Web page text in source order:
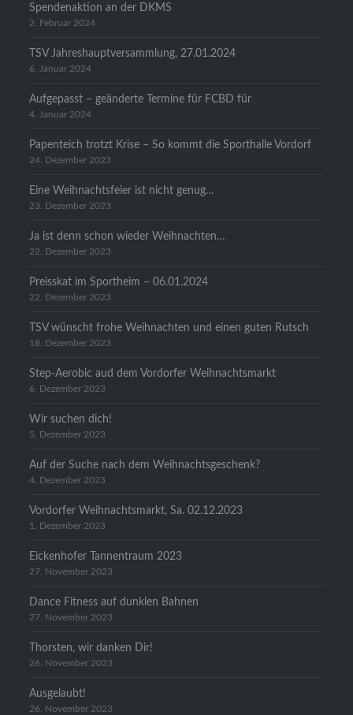
Spendenaktion an der DKMS
2. Februar 2024
TSV Jahreshauptversammlung, 27.01.2024
6. Januar 2024
Aufgepasst – geänderte Termine für FCBD für
4. Januar 2024
Papenteich trotzt Krise – So kommt die Sporthalle Vordorf
24. Dezember 2023
Eine Weihnachtsfeier ist nicht genug…
23. Dezember 2023
Ja ist denn schon wieder Weihnachten…
22. Dezember 2023
Preisskat im Sportheim – 06.01.2024
22. Dezember 2023
TSV wünscht frohe Weihnachten und einen guten Rutsch
18. Dezember 2023
Step-Aerobic aud dem Vordorfer Weihnachtsmarkt
6. Dezember 2023
Wir suchen dich!
5. Dezember 2023
Auf der Suche nach dem Weihnachtsgeschenk?
4. Dezember 2023
Vordorfer Weihnachtsmarkt, Sa. 02.12.2023
1. Dezember 2023
Eickenhofer Tannentraum 2023
27. November 2023
Dance Fitness auf dunklen Bahnen
27. November 2023
Thorsten, wir danken Dir!
26. November 2023
Ausgelaubt!
26. November 2023